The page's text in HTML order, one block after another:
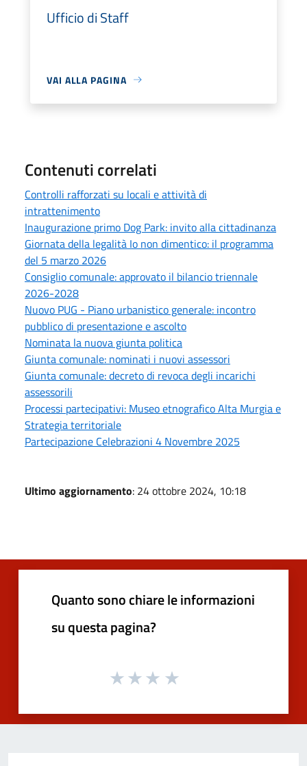
Ufficio di Staff
VAI ALLA PAGINA
Contenuti correlati
Controlli rafforzati su locali e attività di
intrattenimento
Inaugurazione primo Dog Park: invito alla cittadinanza
Giornata della legalità Io non dimentico: il programma
del 5 marzo 2026
Consiglio comunale: approvato il bilancio triennale
2026-2028
Nuovo PUG - Piano urbanistico generale: incontro
pubblico di presentazione e ascolto
Nominata la nuova giunta politica
Giunta comunale: nominati i nuovi assessori
Giunta comunale: decreto di revoca degli incarichi
assessorili
Processi partecipativi: Museo etnografico Alta Murgia e
Strategia territoriale
Partecipazione Celebrazioni 4 Novembre 2025
Ultimo aggiornamento: 24 ottobre 2024, 10:18
Quanto sono chiare le informazioni
su questa pagina?